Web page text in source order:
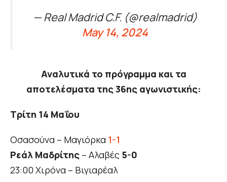
— Real Madrid C.F. (@realmadrid)
May 14, 2024
Αναλυτικά το πρόγραμμα και τα
αποτελέσματα της 36ης αγωνιστικής:
Τρίτη 14 Μαΐου
Οσασούνα – Μαγιόρκα 1-1
Ρεάλ Μαδρίτης – Αλαβές 5-0
23:00 Χιρόνα – Βιγιαρέαλ